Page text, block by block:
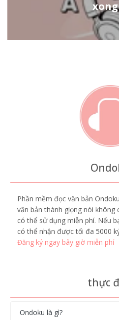
Phần mềm đọc văn bản
văn bản thành giọng nói không
có thể sử dụng miễn phí. Nếu
có thể nhận được tối đa 5000
Đăng ký ngay bây giờ miễn phí
thực
Ondoku là gì?